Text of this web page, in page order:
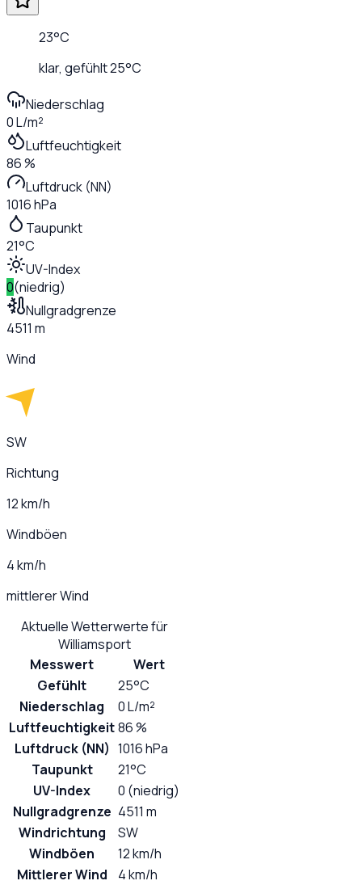
23°C
klar, gefühlt25°C
Niederschlag
0 L/m²
Luftfeuchtigkeit
86 %
Luftdruck (NN)
1016 hPa
Taupunkt
21°C
UV-Index
0(niedrig)
Nullgradgrenze
4511 m
Wind
SW
Richtung
12 km/h
Windböen
4 km/h
mittlerer Wind
Aktuelle Wetterwerte für
Williamsport
Messwert
Wert
Gefühlt
25°C
Niederschlag
0 L/m²
Luftfeuchtigkeit86 %
Luftdruck (NN) 1016 hPa
Taupunkt
21°C
UV-Index
0 (niedrig)
Nullgradgrenze 4511 m
Windrichtung
SW
Windböen
12 km/h
Mittlerer Wind
4 km/h